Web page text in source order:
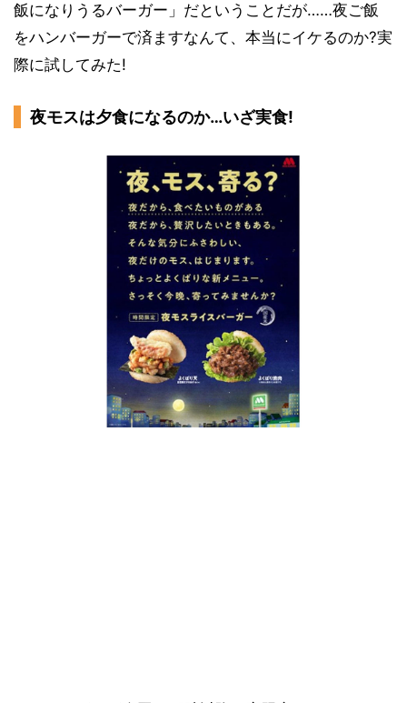
飯になりうるバーガー」だということだが……夜ご飯
をハンバーガーで済ますなんて、本当にイケるのか?実
際に試してみた!
夜モスは夕食になるのか…いざ実食!